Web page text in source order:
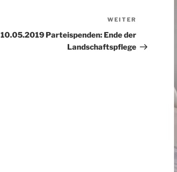
Beitrag
WEITER
10.05.2019 Parteispenden: Ende der
Landschaftspflege